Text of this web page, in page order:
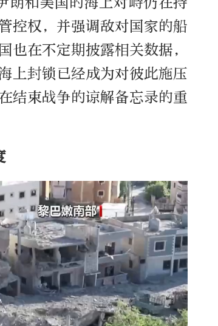
控权，并强调敌对国家的船
也在不定期披露相关数据，
上封锁已经成为对彼此施压
结束战争的谅解备忘录的重